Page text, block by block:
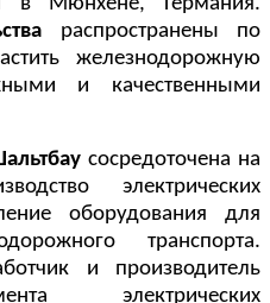
распространены по
железнодорожную
и качественными
сосредоточена на
электрических
оборудования для
транспорта.
и производитель
электрических